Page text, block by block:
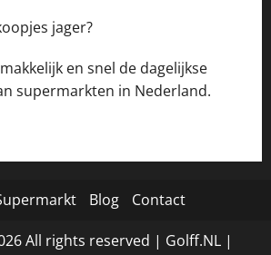
jager?
en snel de dagelijkse
supermarkten in Nederland.
Blog Contact
All rights reserved | Golff.NL|